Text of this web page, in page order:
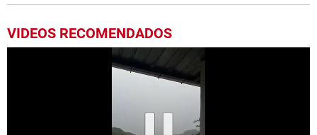
VIDEOS RECOMENDADOS